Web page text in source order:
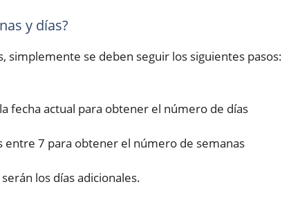
y días?
simplemente se deben seguir los siguientes pasos:
fecha actual para obtener el número de días
entre 7 para obtener el número de semanas
los días adicionales.